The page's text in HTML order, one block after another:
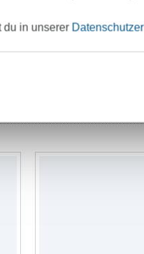
du in unserer